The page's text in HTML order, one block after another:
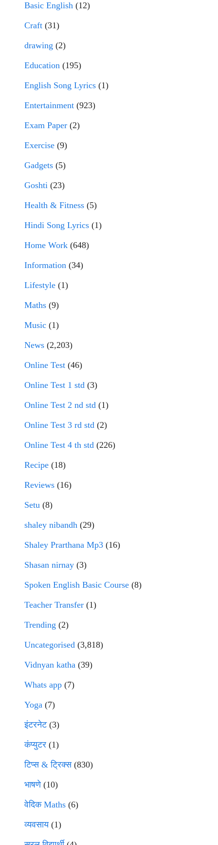
Basic English (12)
Craft (31)
drawing (2)
Education (195)
English Song Lyrics (1)
Entertainment (923)
Exam Paper (2)
Exercise (9)
Gadgets (5)
Goshti (23)
Health & Fitness (5)
Hindi Song Lyrics (1)
Home Work (648)
Information (34)
Lifestyle (1)
Maths (9)
Music (1)
News (2,203)
Online Test (46)
Online Test 1 std (3)
Online Test 2 nd std (1)
Online Test 3 rd std (2)
Online Test 4 th std (226)
Recipe (18)
Reviews (16)
Setu (8)
shaley nibandh (29)
Shaley Prarthana Mp3 (16)
Shasan nirnay (3)
Spoken English Basic Course (8)
Teacher Transfer (1)
Trending (2)
Uncategorised (3,818)
Vidnyan katha (39)
Whats app (7)
Yoga (7)
इंटरनेट(3)
कंप्युटर (1)
टिप्स & ट्रिक्स(830)
भाषणे(10)
वेदिक Maths (6)
व्यवसाय(1)